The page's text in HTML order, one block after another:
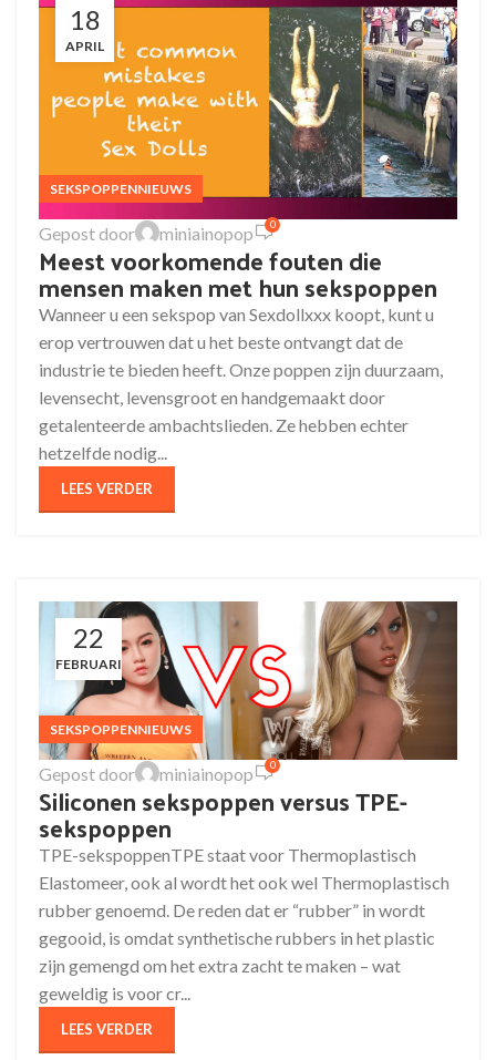
18
APRIL
SEKSPOPPENNIEUWS
Gepost door miniainopop 0
Meest voorkomende fouten die
mensen maken met hun sekspoppen
Wanneer u een sekspop van Sexdollxxx koopt, kunt u
erop vertrouwen dat u het beste ontvangt dat de
industrie te bieden heeft. Onze poppen zijn duurzaam,
levensecht, levensgroot en handgemaakt door
getalenteerde ambachtslieden. Ze hebben echter
hetzelfde nodig...
LEES VERDER
22
FEBRUARI
SEKSPOPPENNIEUWS
Gepost door miniainopop 0
Siliconen sekspoppen versus TPE-
sekspoppen
TPE-sekspoppenTPE staat voor Thermoplastisch
Elastomeer, ook al wordt het ook wel Thermoplastisch
rubber genoemd. De reden dat er “rubber” in wordt
gegooid, is omdat synthetische rubbers in het plastic
zijn gemengd om het extra zacht te maken – wat
geweldig is voor cr...
LEES VERDER